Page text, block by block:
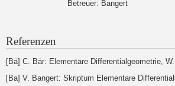
Betreuer: Bangert
Referenzen
[Bä] C. Bär: Elementare Differentialgeometrie, W.
[Ba] V. Bangert: Skriptum Elementare